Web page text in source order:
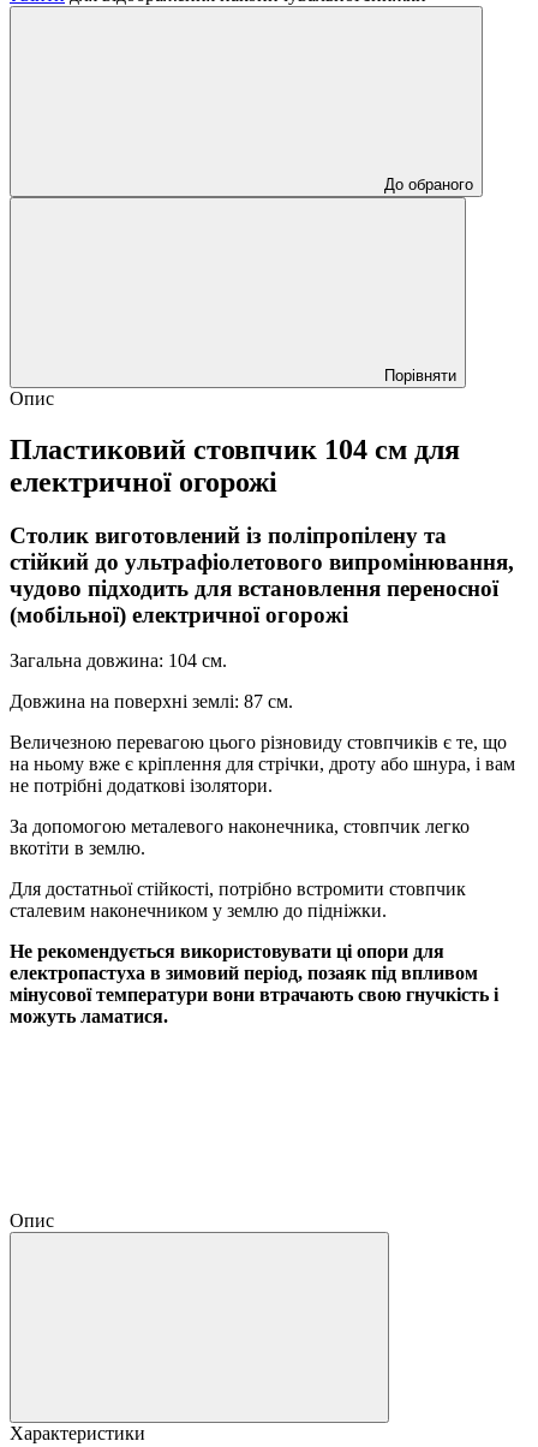
До обраного
Порівняти
Опис
Пластиковий стовпчик 104 см для
електричної огорожі
Столик виготовлений із поліпропілену та
стійкий до ультрафіолетового випромінювання,
чудово підходить для встановлення переносної
(мобільної) електричної огорожі
Загальна довжина: 104 см.
Довжина на поверхні землі: 87 см.
Величезною перевагою цього різновиду стовпчиків є те, що
на ньому вже є кріплення для стрічки, дроту або шнура, і вам
не потрібні додаткові ізолятори.
За допомогою металевого наконечника, стовпчик легко
вкотіти в землю.
Для достатньої стійкості, потрібно встромити стовпчик
сталевим наконечником у землю до підніжки.
Не рекомендується використовувати ці опори для
електропастуха в зимовий період, позаяк під впливом
мінусової температури вони втрачають свою гнучкість і
можуть ламатися.
Опис
Характеристики